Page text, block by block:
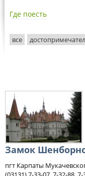
Где поесть
все
Замок
пгт Карпаты